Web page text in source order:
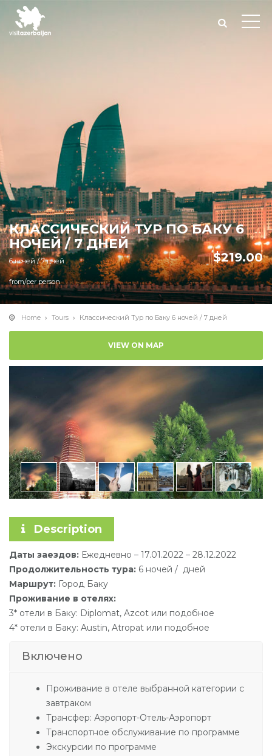
КЛАССИЧЕСКИЙ ТУР ПО БАКУ 6
НОЧЕЙ / 7 ДНЕЙ
6 ночей / 7 дней
from/per person
$219.00
Home Tours Классический Тур по Баку 6 ночей / 7 дней
VIEW ON MAP
Description
Даты заездов: Ежедневно – 17.01.2022 – 28.12.2022
Продолжительность тура: 6 ночей / дней
Маршрут: Город Баку
Проживание в отелях:
3* отели в Баку: Diplomat, Azcot или подобное
4* отели в Баку: Austin, Atropat или подобное
Включено
Проживание в отеле выбранной категории с
завтраком
Трансфер: Аэропорт-Отель-Аэропорт
Транспортное обслуживание по программе
Экскурсии по программе